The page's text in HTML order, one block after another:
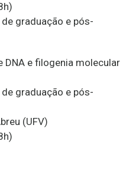
graduação e pós-
DNA e filogenia molecular
graduação e pós-
(UFV)